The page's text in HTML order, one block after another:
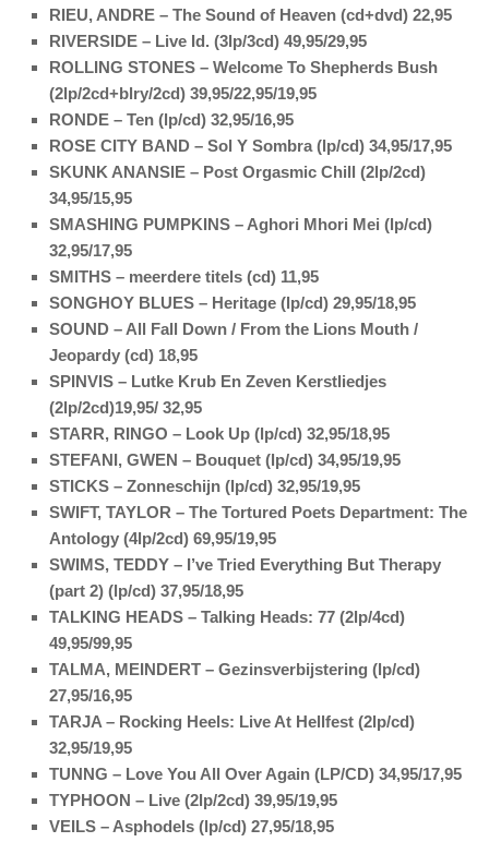
RIEU, ANDRE – The Sound of Heaven (cd+dvd) 22,95
RIVERSIDE – Live Id. (3lp/3cd) 49,95/29,95
ROLLING STONES – Welcome To Shepherds Bush
(2lp/2cd+blry/2cd) 39,95/22,95/19,95
RONDE – Ten (lp/cd) 32,95/16,95
ROSE CITY BAND – Sol Y Sombra (lp/cd) 34,95/17,95
SKUNK ANANSIE – Post Orgasmic Chill (2lp/2cd)
34,95/15,95
SMASHING PUMPKINS – Aghori Mhori Mei (lp/cd)
32,95/17,95
SMITHS – meerdere titels (cd) 11,95
SONGHOY BLUES – Heritage (lp/cd) 29,95/18,95
SOUND – All Fall Down / From the Lions Mouth /
Jeopardy (cd) 18,95
SPINVIS – Lutke Krub En Zeven Kerstliedjes
(2lp/2cd)19,95/ 32,95
STARR, RINGO – Look Up (lp/cd) 32,95/18,95
STEFANI, GWEN – Bouquet (lp/cd) 34,95/19,95
STICKS – Zonneschijn (lp/cd) 32,95/19,95
SWIFT, TAYLOR – The Tortured Poets Department: The
Antology (4lp/2cd) 69,95/19,95
SWIMS, TEDDY – I’ve Tried Everything But Therapy
(part 2) (lp/cd) 37,95/18,95
TALKING HEADS – Talking Heads: 77 (2lp/4cd)
49,95/99,95
TALMA, MEINDERT – Gezinsverbijstering (lp/cd)
27,95/16,95
TARJA – Rocking Heels: Live At Hellfest (2lp/cd)
32,95/19,95
TUNNG – Love You All Over Again (LP/CD) 34,95/17,95
TYPHOON – Live (2lp/2cd) 39,95/19,95
VEILS – Asphodels (lp/cd) 27,95/18,95